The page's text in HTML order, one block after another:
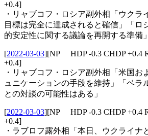
+0.4]
・リャブコフ・ロシア副外相「ウクラ
目標は完全に達成されると確信」「ロ
的安定性に関する議論を再開する準備」
[2022-03-03][NP HDP -0.3 CHDP +0.4
+0.4]
・リャブコフ・ロシア副外相「米国お
ュニケーションの手段を維持」「ベラ
との対談の可能性はある」
[2022-03-03][NP HDP -0.3 CHDP +0.4
+0.4]
・ラブロフ露外相「本日、ウクライナ